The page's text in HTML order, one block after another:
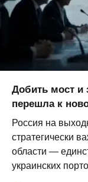
Добить мост и
перешла к
Россия на
стратегически
области —
украинских